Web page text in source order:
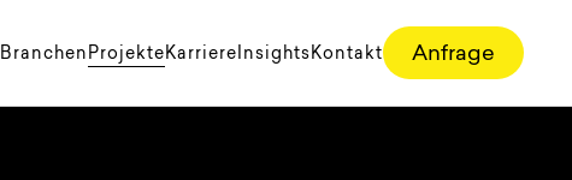
Branchen ProjekteKarriereInsightsKontakt Anfrage